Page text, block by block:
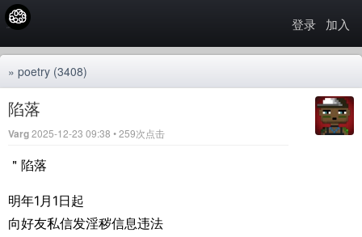
登录 加入
» poetry (3408)
陷落
Varg2025-12-23 09:38 • 259次点击
＂陷落
明年1月1日起
向好友私信发淫秽信息违法